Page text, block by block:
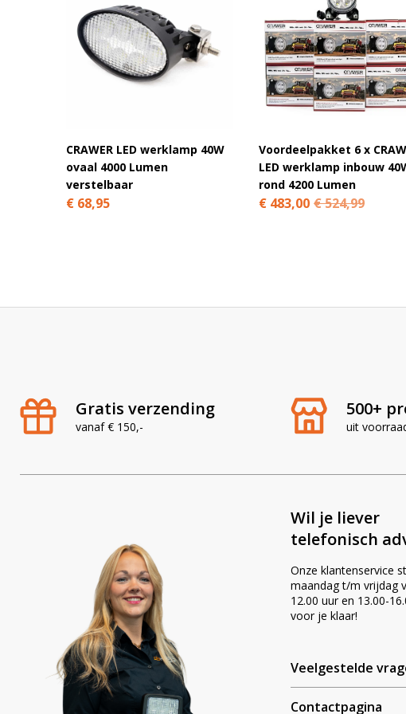
Waarom
✔ Specialist in LED-verlichting voor
✔ Meer dan 2.500 positieve
CRAWER LED werklamp 40W
ovaal 4000 Lumen
verstelbaar
€ 68,95
Voordeelpakket 6 x
LED werklamp inbouw
rond 4200 Lumen
€ 483,00 € 524,99
Gratis verzending
vanaf € 150,-
500+
uit
Wil je liever
telefonisch
Onze klantenservice
maandag t/m vrijdag
12.00 uur en 13.00-
voor je klaar!
Veelgestelde
Contactpagina